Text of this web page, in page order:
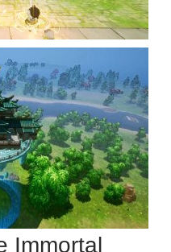
Immortal